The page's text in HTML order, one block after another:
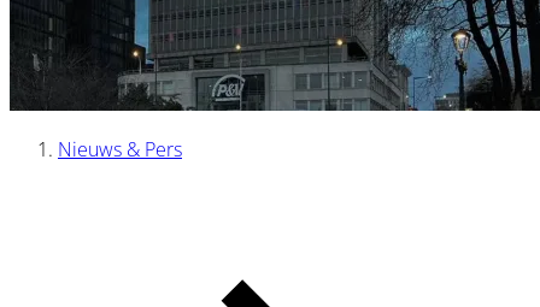
Nieuws & Pers